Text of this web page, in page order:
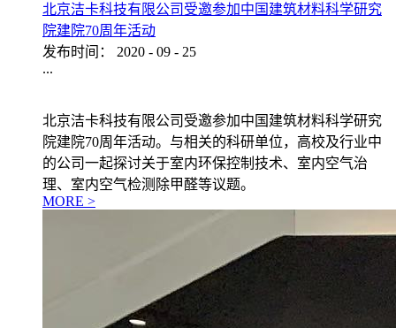
北京洁卡科技有限公司受邀参加中国建筑材料科学研究
院建院70周年活动
发布时间：
2020 - 09 - 25
...
北京洁卡科技有限公司受邀参加中国建筑材料科学研究
院建院70周年活动。与相关的科研单位，高校及行业中
的公司一起探讨关于室内环保控制技术、室内空气治
理、室内空气检测除甲醛等议题。
MORE >